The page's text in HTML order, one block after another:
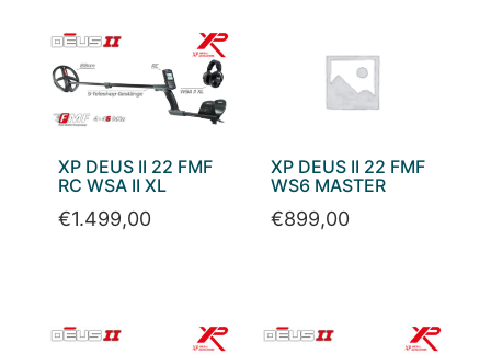
XP DEUS II 22 FMF
RC WSA II XL
€1.499,00
XP DEUS II 22 FMF
WS6 MASTER
€899,00